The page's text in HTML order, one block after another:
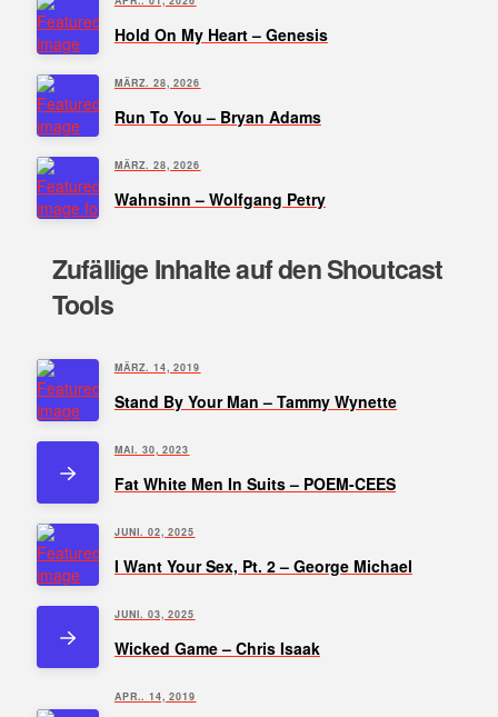
Hold On My Heart – Genesis
MÄRZ. 28, 2026
Run To You – Bryan Adams
MÄRZ. 28, 2026
Wahnsinn – Wolfgang Petry
Zufällige Inhalte auf den Shoutcast
Tools
MÄRZ. 14, 2019
Stand By Your Man – Tammy Wynette
MAI. 30, 2023
Fat White Men In Suits – POEM-CEES
JUNI. 02, 2025
I Want Your Sex, Pt. 2 – George Michael
JUNI. 03, 2025
Wicked Game – Chris Isaak
APR.. 14, 2019